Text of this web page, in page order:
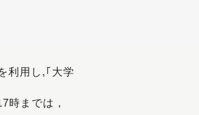
利用し,｢大学
時までは，